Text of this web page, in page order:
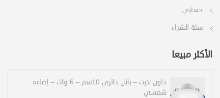
حسابي
سلة الشراء
الأكثر مبيعا
داون لايت – بانل دائري 10سم – 6 وات – إضاءه
شمسي